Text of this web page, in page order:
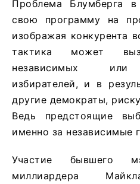
Проблема Блумберга
свою программу на
изображая конкурента
тактика может
независимых или
избирателей, и в
другие демократы,
Ведь предстоящие
именно за независимые
Участие бывшего
миллиардера